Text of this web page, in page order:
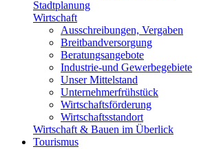
Stadtplanung
Wirtschaft
Ausschreibungen, Vergaben
Breitbandversorgung
Beratungsangebote
Industrie-und Gewerbegebiete
Unser Mittelstand
Unternehmerfrühstück
Wirtschaftsförderung
Wirtschaftsstandort
Wirtschaft & Bauen im Überlick
Tourismus